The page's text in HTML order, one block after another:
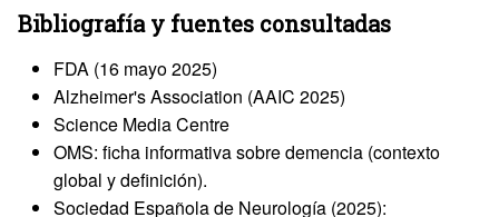
Bibliografía y fuentes consultadas
FDA (16 mayo 2025)
Alzheimer's Association (AAIC 2025)
Science Media Centre
OMS: ficha informativa sobre demencia (contexto
global y definición).
Sociedad Española de Neurología (2025):